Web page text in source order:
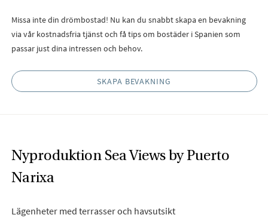
Missa inte din drömbostad! Nu kan du snabbt skapa en bevakning
via vår kostnadsfria tjänst och få tips om bostäder i Spanien som
passar just dina intressen och behov.
SKAPA BEVAKNING
Nyproduktion Sea Views by Puerto
Narixa
Lägenheter med terrasser och havsutsikt